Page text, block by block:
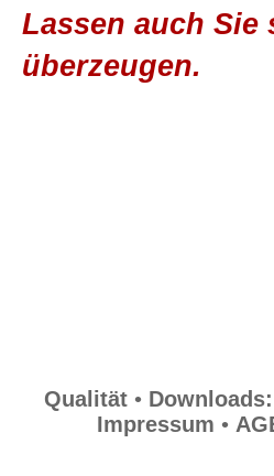
Lassen auch Sie
überzeugen.
Qualität•
Impressum •